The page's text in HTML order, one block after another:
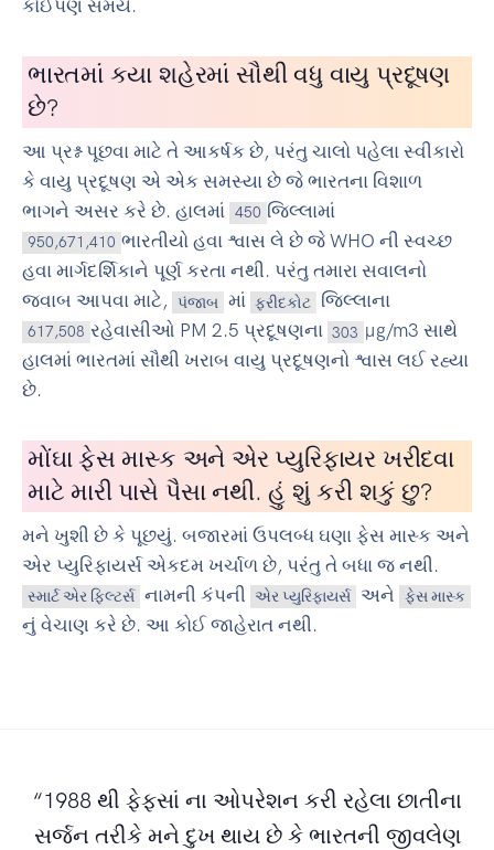
કોઈપણ સમયે.
ભારતમાં કયા શહેરમાં સૌથી વધુ વાયુ પ્રદૂષણ
છે?
આ પ્રશ્ન પૂછવા માટે તે આકર્ષક છે, પરંતુ ચાલો પહેલા સ્વીકારો
કે વાયુ પ્રદૂષણ એ એક સમસ્યા છે જે ભારતના વિશાળ
ભાગને અસર કરે છે. હાલમાં 450 જિલ્લામાં
950,671,410 ભારતીયો હવા શ્વાસ લે છે જે WHO ની સ્વચ્છ
હવા માર્ગદર્શિકાને પૂર્ણ કરતા નથી. પરંતુ તમારા સવાલનો
જવાબ આપવા માટે,
પંજાબ માં ફરીદકોટ જિલ્લાના
617,508 રહેવાસીઓ PM 2.5 પ્રદૂષણના 303 µg/m3 સાથે
હાલમાં ભારતમાં સૌથી ખરાબ વાયુ પ્રદૂષણનો શ્વાસ લઈ રહ્યા
છે.
મોંઘા ફેસ માસ્ક અને એર પ્યુરિફાયર ખરીદવા
માટે મારી પાસે પૈસા નથી. હું શું કરી શકું છુ?
મને ખુશી છે કે પૂછયું. બજારમાં ઉપલબ્ધ ઘણા ફેસ માસ્ક અને
એર પ્યુરિફાયર્સ એકદમ ખર્ચાળ છે, પરંતુ તે બધા જ નથી.
સ્માર્ટ એર ફિલ્ટર્સ નામની કંપની એર પ્યુરિફાયર્સ અને ફેસ માસ્ક
નું વેચાણ કરે છે. આ કોઈ જાહેરાત નથી.
“1988 થી ફેફસાં ના ઓપરેશન કરી રહેલા છાતીના
સર્જન તરીકે મને દુખ થાય છે કે ભારતની જીવલેણ